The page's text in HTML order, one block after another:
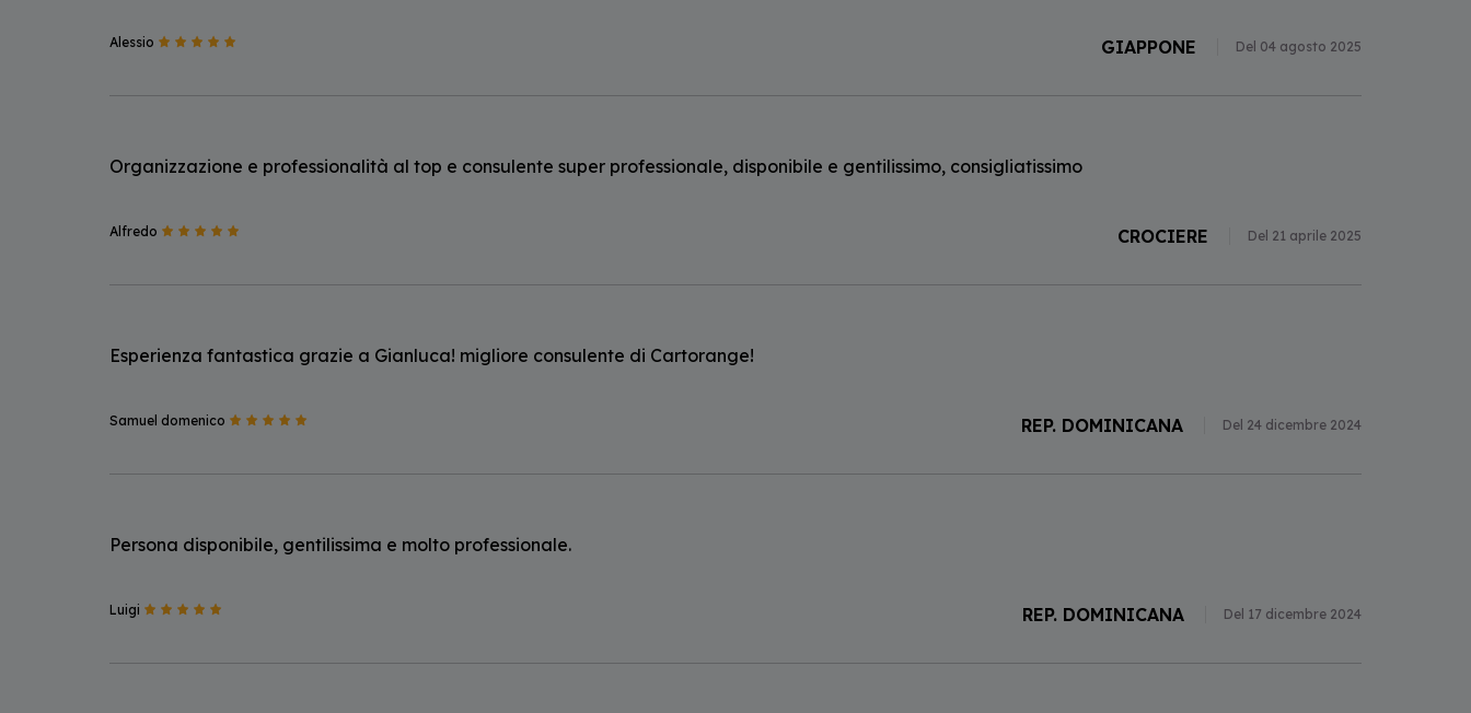
Alessio GIAPPONE Del 04 agosto 2025
Organizzazione e professionalità al top e consulente super professionale, disponibile e gentilissimo, consigliatissimo
Alfredo CROCIERE Del 21 aprile 2025
Esperienza fantastica grazie a Gianluca! migliore consulente di Cartorange!
Samuel domenico REP. DOMINICANA Del 24 dicembre 2024
Persona disponibile, gentilissima e molto professionale.
Luigi REP. DOMINICANA Del 17 dicembre 2024